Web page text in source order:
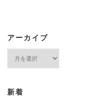
アーカイブ
ブ
新着